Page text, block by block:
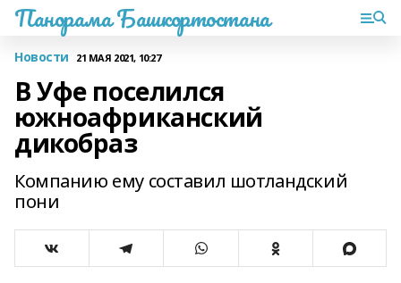
Панорама Башкортостана
Новости 21 МАЯ 2021, 10:27
В Уфе поселился
южноафриканский
дикобраз
Компанию ему составил шотландский
пони